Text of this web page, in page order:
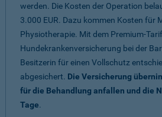
werden. Die Kosten der Operation
3.000 EUR. Dazu kommen Kosten für
Physiotherapie. Mit dem Premium-
Hundekrankenversicherung bei der
Besitzerin für einen Vollschutz
abgesichert. Die Versicherung
für die Behandlung anfallen und die
Tage.